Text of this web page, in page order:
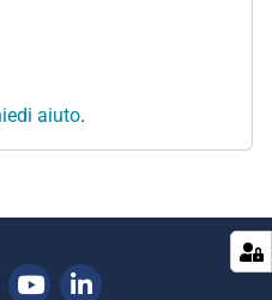
aiuto.
YoutubeLinkedin